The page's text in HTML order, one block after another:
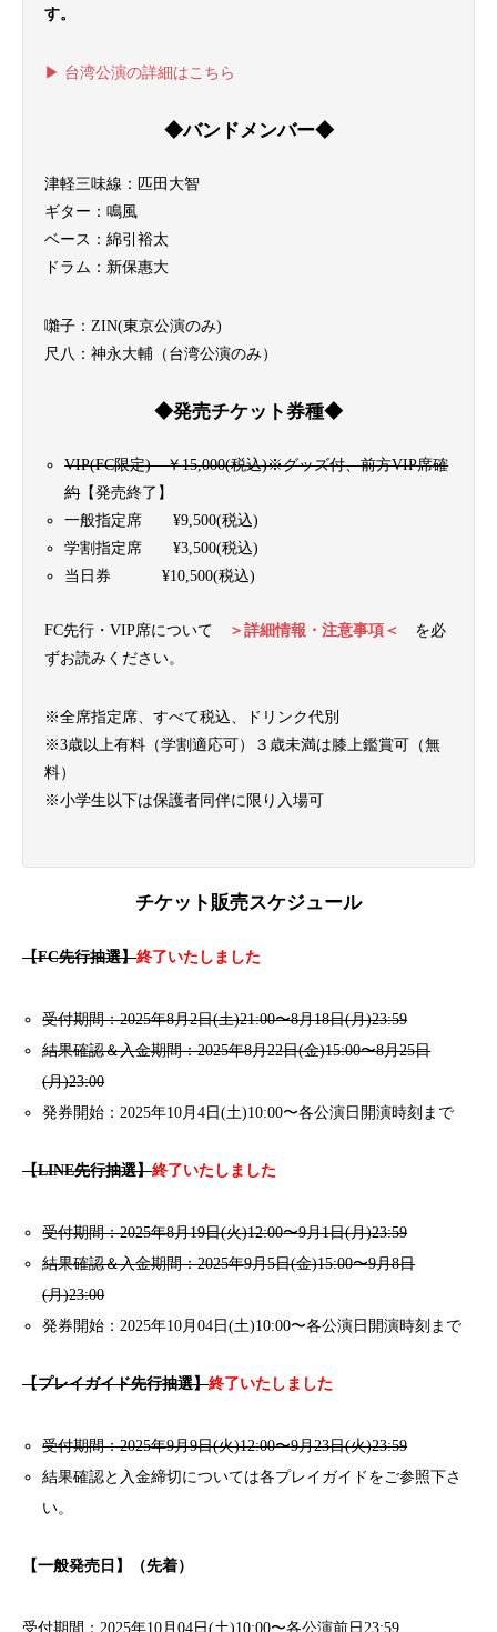
す。
▶︎ 台湾公演の詳細はこちら
◆バンドメンバー◆
津軽三味線：匹田大智
ギター：鳴風
ベース：綿引裕太
ドラム：新保惠大
囃子：ZIN(東京公演のみ)
尺八：神永大輔（台湾公演のみ）
◆発売チケット券種◆
VIP(FC限定) ￥15,000(税込)※グッズ付、前方VIP席確
約【発売終了】
一般指定席 ¥9,500(税込)
学割指定席 ¥3,500(税込)
当日券 ¥10,500(税込)
FC先行・VIP席について ＞詳細情報・注意事項＜ を必
ずお読みください。
※全席指定席、すべて税込、ドリンク代別
※3歳以上有料（学割適応可）３歳未満は膝上鑑賞可（無
料）
※小学生以下は保護者同伴に限り入場可
チケット販売スケジュール
【FC先行抽選】終了いたしました
受付期間：2025年8月2日(土)21:00〜8月18日(月)23:59
結果確認＆入金期間：2025年8月22日(金)15:00〜8月25日
(月)23:00
発券開始：2025年10月4日(土)10:00〜各公演日開演時刻まで
【LINE先行抽選】終了いたしました
受付期間：2025年8月19日(火)12:00〜9月1日(月)23:59
結果確認＆入金期間：2025年9月5日(金)15:00〜9月8日
(月)23:00
発券開始：2025年10月04日(土)10:00〜各公演日開演時刻まで
【プレイガイド先行抽選】終了いたしました
受付期間：2025年9月9日(火)12:00〜9月23日(火)23:59
結果確認と入金締切については各プレイガイドをご参照下さ
い。
【一般発売日】（先着）
受付期間：2025年10月04日(土)10:00〜各公演前日23:59